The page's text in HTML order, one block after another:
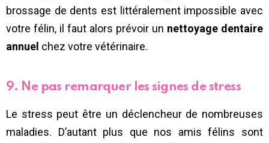
brossage de dents est littéralement impossible avec
votre félin, il faut alors prévoir un nettoyage dentaire
annuel chez votre vétérinaire.
9. Ne pas remarquer les signes de stress
Le stress peut être un déclencheur de nombreuses
maladies. D’autant plus que nos amis félins sont